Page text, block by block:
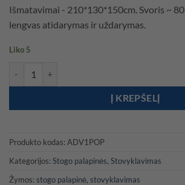
was:
1799,00 €.
is:
Išmatavimai - 210*130*150cm. Svoris ~
lengvas atidarymas ir uždarymas.
Liko 5
Į KREPŠELĮ
Produkto kodas: ADV1POP
Kategorijos: Stogo palapinės, Stovyklavimas
Žymos: stogo palapinė, stovyklavimas